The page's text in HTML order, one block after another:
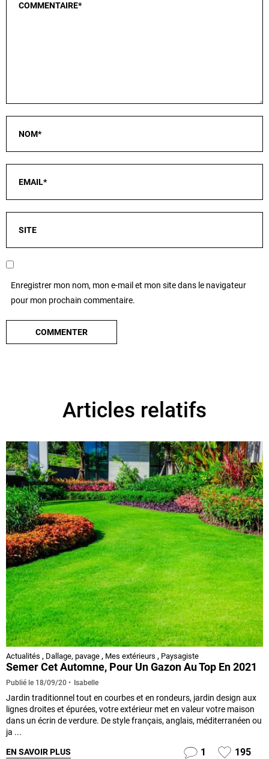
Enregistrer mon nom, mon e-mail et mon site dans le navigateur
pour mon prochain commentaire.
Articles relatifs
Actualités , Dallage, pavage , Mes extérieurs , Paysagiste
Semer Cet Automne, Pour Un Gazon Au Top En 2021
Publié le 18/09/20 Isabelle
Jardin traditionnel tout en courbes et en rondeurs, jardin design aux
lignes droites et épurées, votre extérieur met en valeur votre maison
dans un écrin de verdure. De style français, anglais, méditerranéen ou
ja ...
EN SAVOIR PLUS 1 195